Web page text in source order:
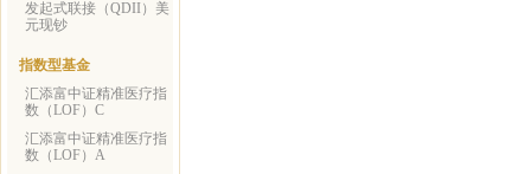
发起式联接（QDII）美
元现钞
指数型基金
汇添富中证精准医疗指
数（LOF）C
汇添富中证精准医疗指
数（LOF）A